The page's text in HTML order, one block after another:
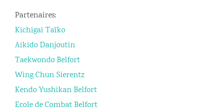
Partenaires:
Kichigai Taïko
Aikido Danjoutin
Taekwondo Belfort
Wing Chun Sierentz
Kendo Yushikan Belfort
Ecole de Combat Belfort